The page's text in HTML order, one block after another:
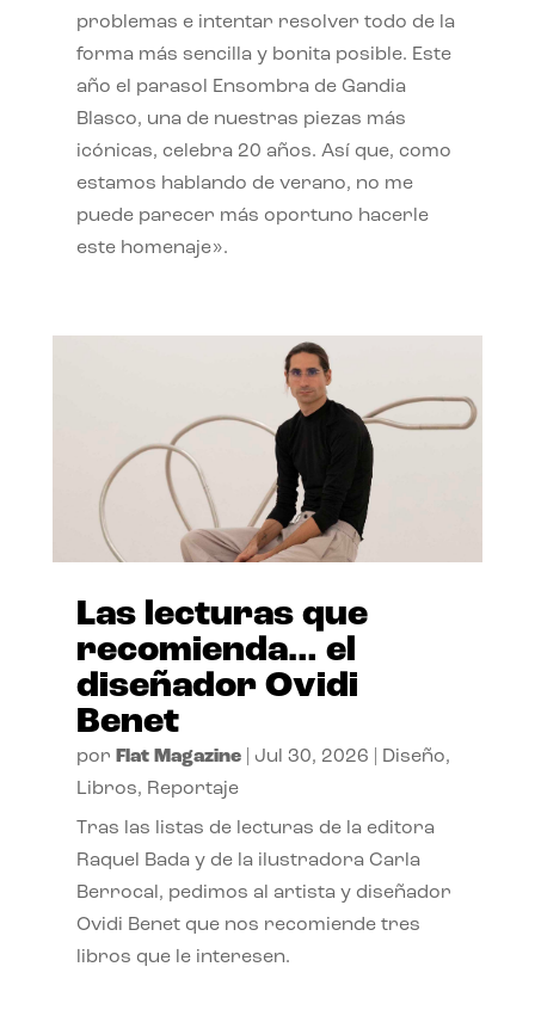
problemas e intentar resolver todo de la
forma más sencilla y bonita posible. Este
año el parasol Ensombra de Gandia
Blasco, una de nuestras piezas más
icónicas, celebra 20 años. Así que, como
estamos hablando de verano, no me
puede parecer más oportuno hacerle
este homenaje».
Las lecturas que
recomienda… el
diseñador Ovidi
Benet
por Flat Magazine| Jul 30, 2026 Diseño,
Libros, Reportaje
Tras las listas de lecturas de la editora
Raquel Bada y de la ilustradora Carla
Berrocal, pedimos al artista y diseñador
Ovidi Benet que nos recomiende tres
libros que le interesen.